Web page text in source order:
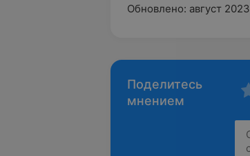
Обновлено: август 2023
Поделитесь
мнением